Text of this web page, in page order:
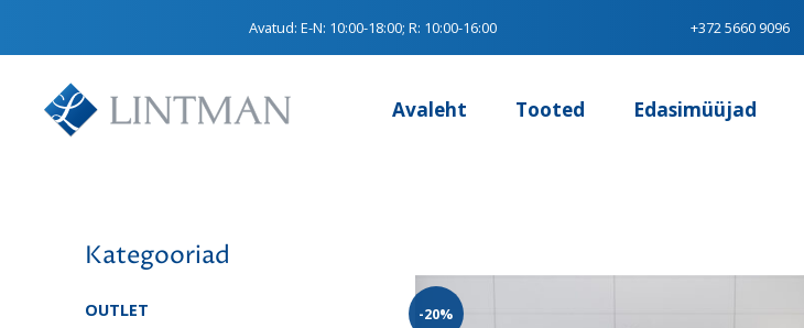
Avatud:E-N: 10:00-18:00; R: 10:00-16:00 +372 5660 9096
Avaleht Tooted Edasimüüjad
Kategooriad
OUTLET
-20%